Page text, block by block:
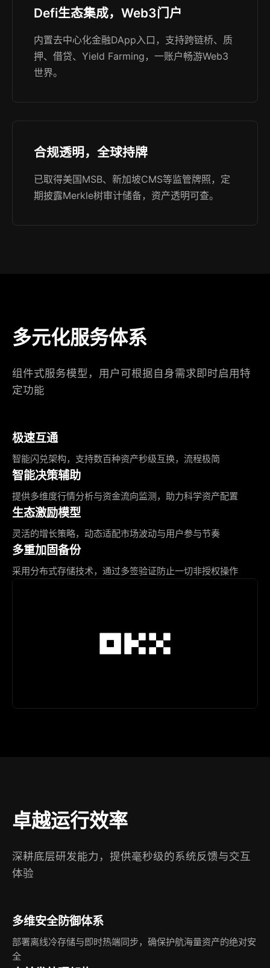
Defi生态集成，Web3门户
内置去中心化金融DApp入口，支持跨链桥、质
押、借贷、Yield Farming，一账户畅游Web3
世界。
合规透明，全球持牌
已取得美国MSB、新加坡CMS等监管牌照，定
期披露Merkle树审计储备，资产透明可查。
多元化服务体系
组件式服务模型，用户可根据自身需求即时启用特
定功能
极速互通
智能闪兑架构，支持数百种资产秒级互换，流程极简
智能决策辅助
提供多维度行情分析与资金流向监测，助力科学资产配置
生态激励模型
灵活的增长策略，动态适配市场波动与用户参与节奏
多重加固备份
采用分布式存储技术，通过多签验证防止一切非授权操作
卓越运行效率
深耕底层研发能力，提供毫秒级的系统反馈与交互
体验
多维安全防御体系
部署离线冷存储与即时热端同步，确保护航海量资产的绝对安
全